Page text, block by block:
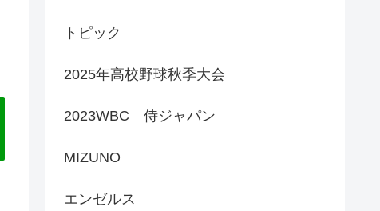
トピック
2025年高校野球秋季大会
2023WBC 侍ジャパン
MIZUNO
エンゼルス